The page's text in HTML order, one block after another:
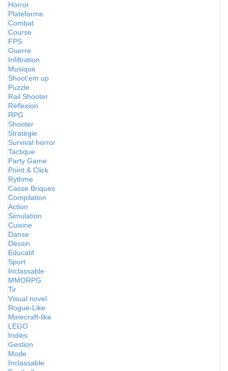
Horror
Plateforme
Combat
Course
FPS
Guerre
Infiltration
Musique
Shoot'em up
Puzzle
Rail Shooter
Réflexion
RPG
Shooter
Stratégie
Survival horror
Tactique
Party Game
Point & Click
Rythme
Casse Briques
Compilation
Action
Simulation
Cuisine
Danse
Dessin
Educatif
Sport
Inclassable
MMORPG
Tir
Visual novel
Rogue-Like
Minecraft-like
LEGO
Indies
Gestion
Mode
Inclassable